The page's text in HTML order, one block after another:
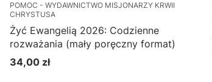
POMOC - WYDAWNICTWO MISJONARZY KRWII
CHRYSTUSA
Żyć Ewangelią 2026: Codzienne
rozważania (mały poręczny format)
Cena
34,00 zł